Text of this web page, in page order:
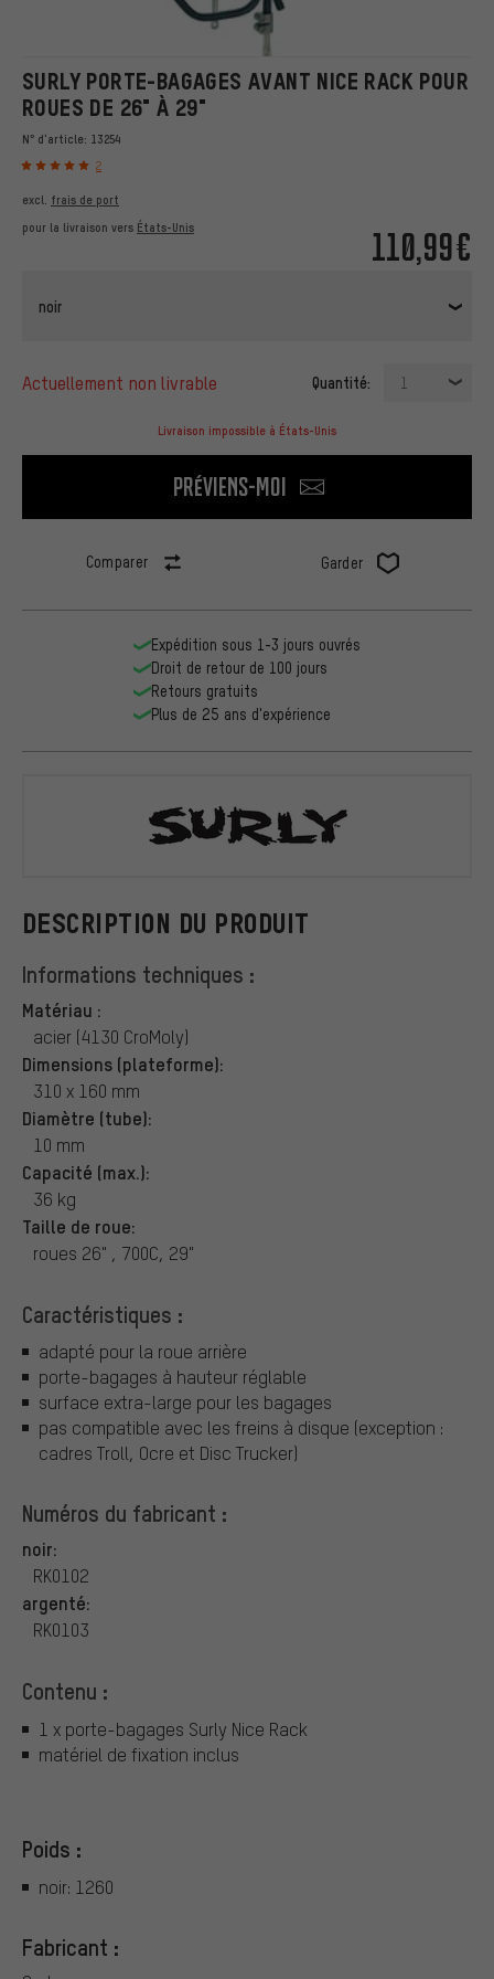
SURLY PORTE-BAGAGES AVANT NICE RACK POUR
ROUES DE 26" À 29"
N° d'article: 13254
2
110,99€
excl. frais de port
pour la livraison vers États-Unis
noir
actuellement non livrable Quantité: 1
Livraison impossible à États-Unis
Préviens-moi
Comparer Garder
DESCRIPTION DU PRODUIT
Informations techniques :
Matériau :
acier (4130 CroMoly)
Dimensions (plateforme):
310 x 160 mm
Diamètre (tube):
10 mm
Capacité (max.):
36 kg
Taille de roue:
roues 26" , 700C, 29"
Caractéristiques :
adapté pour la roue arrière
porte-bagages à hauteur réglable
surface extra-large pour les bagages
pas compatible avec les freins à disque (exception :
cadres Troll, Ocre et Disc Trucker)
Numéros du fabricant :
noir:
RK0102
argenté:
RK0103
Contenu :
1 x porte-bagages Surly Nice Rack
matériel de fixation inclus
Poids :
noir: 1260
Fabricant :
Expédition sous 1-3 jours ouvrés
Droit de retour de 100 jours
Retours gratuits
Plus de 25 ans d'expérience